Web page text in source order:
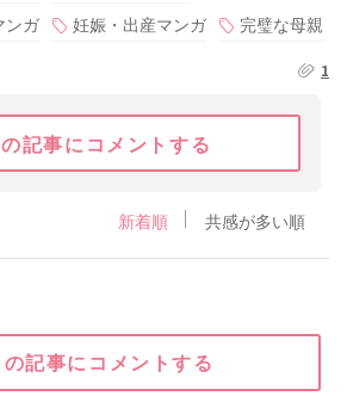
ンガ
妊娠・出産マンガ 完璧な母親
1
記事にコメントする
新着順 共感が多い順
の記事にコメントする